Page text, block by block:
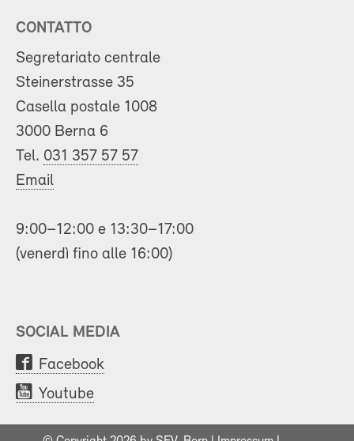
CONTATTO
Segretariato centrale
Steinerstrasse 35
Casella postale 1008
3000 Berna 6
Tel. 031 357 57 57
Email
9:00–12:00 e 13:30–17:00
(venerdì fino alle 16:00)
SOCIAL MEDIA
Facebook
Youtube